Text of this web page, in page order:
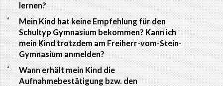
lernen?
a
Mein Kind hat keine Empfehlung für den
Schultyp Gymnasium bekommen? Kann ich
mein Kind trotzdem am Freiherr-vom-Stein-
Gymnasium anmelden?
a
Wann erhält mein Kind die
Aufnahmebestätigung bzw. den